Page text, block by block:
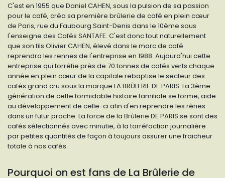
C'est en 1955 que Daniel CAHEN, sous la pulsion de sa passion
pour le café, créa sa première brûlerie de café en plein cœur
de Paris, rue du Faubourg Saint-Denis dans le 10ème sous
l'enseigne des Cafés SANTAFE. C'est donc tout naturellement
que son fils Olivier CAHEN, élevé dans le marc de café
reprendra les rennes de l'entreprise en 1988. Aujourd'hui cette
entreprise qui torréfie près de 70 tonnes de cafés verts chaque
année en plein cœur de la capitale rebaptise le secteur des
cafés grand cru sous la marque LA BRÛLERIE DE PARIS. La 3ème
génération de cette formidable histoire familiale se forme, aide
au développement de celle-ci afin d'en reprendre les rênes
dans un futur proche. La force de la Brûlerie DE PARIS se sont des
cafés sélectionnés avec minutie, à la torréfaction journalière
par petites quantités de façon à toujours assurer une fraicheur
totale à nos cafés.
Pourquoi on est fans de La Brûlerie de